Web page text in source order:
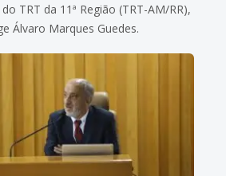
TRT da 11ª Região (TRT-AM/RR),
Álvaro Marques Guedes.